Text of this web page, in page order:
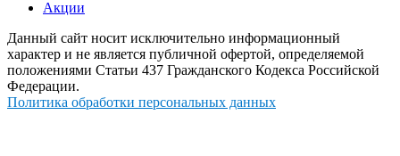
Акции
Данный сайт носит исключительно информационный
характер и не является публичной офертой, определяемой
положениями Статьи 437 Гражданского Кодекса Российской
Федерации.
Политика обработки персональных данных